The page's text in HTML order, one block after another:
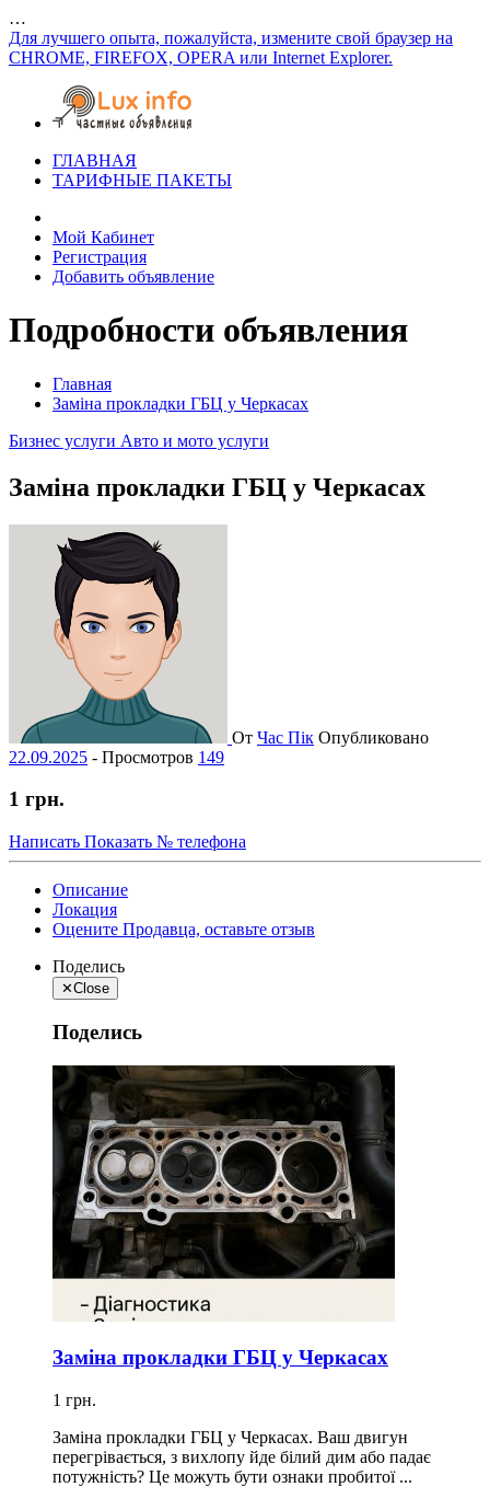
…
Для лучшего опыта, пожалуйста, измените свой браузер на
CHROME, FIREFOX, OPERA или Internet Explorer.
ГЛАВНАЯ
ТАРИФНЫЕ ПАКЕТЫ
Мой Кабинет
Регистрация
Добавить объявление
Подробности объявления
Главная
Заміна прокладки ГБЦ у Черкасах
Бизнес услуги Авто и мото услуги
Заміна прокладки ГБЦ у Черкасах
От Час Пік Опубликовано
22.09.2025 - Просмотров 149
1 грн.
Написать Показать № телефона
Описание
Локация
Оцените Продавца, оставьте отзыв
Поделись
✕Close
Поделись
Заміна прокладки ГБЦ у Черкасах
1 грн.
Заміна прокладки ГБЦ у Черкасах. Ваш двигун
перегрівається, з вихлопу йде білий дим або падає
потужність? Це можуть бути ознаки пробитої ...